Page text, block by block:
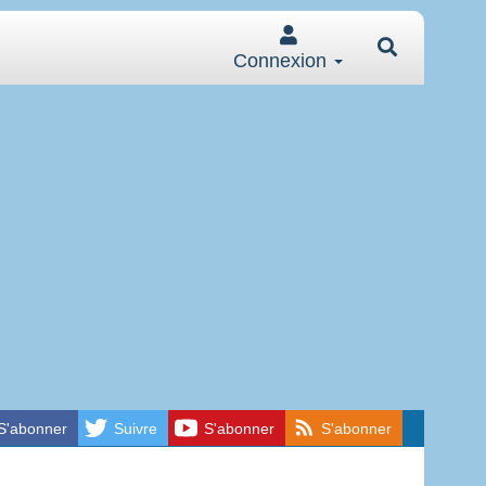
Connexion
Suivre S'abonner S'abonner